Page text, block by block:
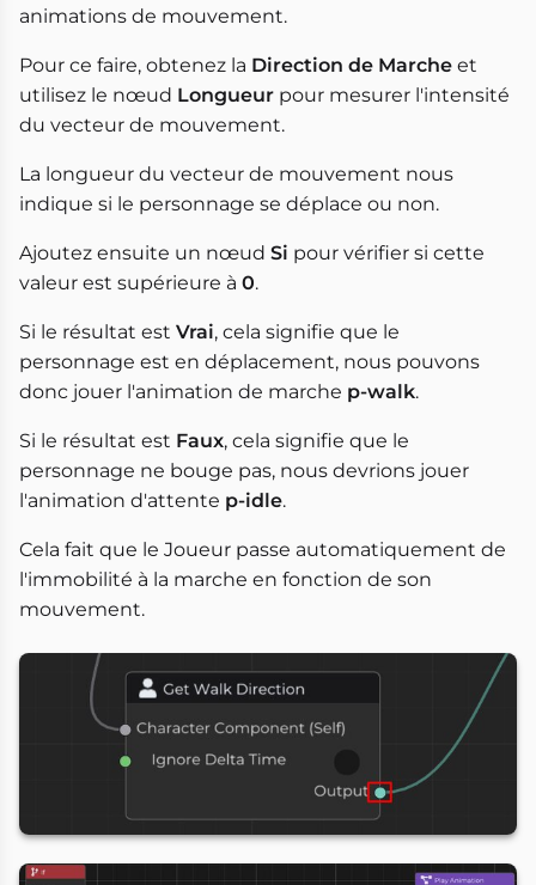
animations de mouvement.
Pour ce faire, obtenez la Direction de Marche et
utilisez le nœud Longueur pour mesurer l'intensité
du vecteur de mouvement.
La longueur du vecteur de mouvement nous
indique si le personnage se déplace ou non.
Ajoutez ensuite un nœud Si pour vérifier si cette
valeur est supérieure à 0.
Si le résultat est Vrai, cela signifie que le
personnage est en déplacement, nous pouvons
donc jouer l'animation de marche p-walk.
Si le résultat est Faux, cela signifie que le
personnage ne bouge pas, nous devrions jouer
l'animation d'attente p-idle.
Cela fait que le Joueur passe automatiquement de
l'immobilité à la marche en fonction de son
mouvement.